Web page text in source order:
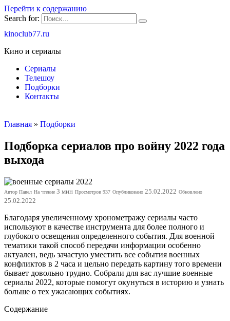
Перейти к содержанию
Search for:
kinoclub77.ru
Кино и сериалы
Сериалы
Телешоу
Подборки
Контакты
Главная » Подборки
Подборка сериалов про войну 2022 года
выхода
Автор Павел На чтение 3 мин Просмотров 937 Опубликовано 25.02.2022 Обновлено
25.02.2022
Благодаря увеличенному хронометражу сериалы часто
используют в качестве инструмента для более полного и
глубокого освещения определенного события. Для военной
тематики такой способ передачи информации особенно
актуален, ведь зачастую уместить все события военных
конфликтов в 2 часа и цельно передать картину того времени
бывает довольно трудно. Собрали для вас лучшие военные
сериалы 2022, которые помогут окунуться в историю и узнать
больше о тех ужасающих событиях.
Содержание